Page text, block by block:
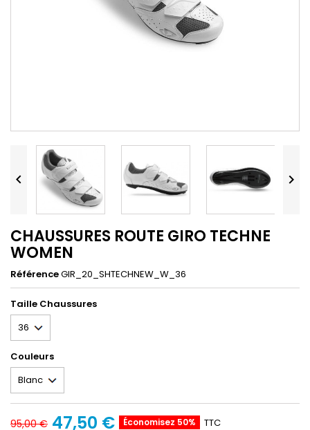
 
CHAUSSURES ROUTE GIRO TECHNE
WOMEN
RéférenceGIR_20_SHTECHNEW_W_36
Taille Chaussures
Couleurs
95,00 € 47,50 € Économisez 50% TTC